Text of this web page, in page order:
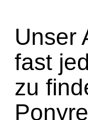
Unser
fast
zu